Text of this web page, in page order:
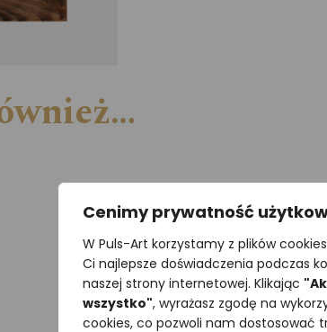
Cenimy prywatność
W Puls-Art korzystamy z plików
Ci najlepsze doświadczenia podczas
naszej strony internetowej. Klikając
wszystko", wyrażasz zgodę na
cookies, co pozwoli nam dostosować